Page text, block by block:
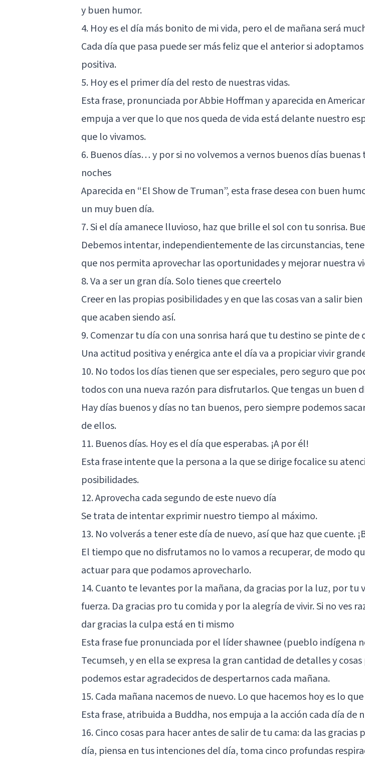
y buen humor.
4. Hoy es el día más bonito de mi vida, pero el de mañana será
Cada día que pasa puede ser más feliz que el anterior si
positiva.
5. Hoy es el primer día del resto de nuestras vidas.
Esta frase, pronunciada por Abbie Hoffman y aparecida en
empuja a ver que lo que nos queda de vida está delante nuestro
que lo vivamos.
6. Buenos días… y por si no volvemos a vernos buenos días buenas
noches
Aparecida en “El Show de Truman”, esta frase desea con buen
un muy buen día.
7. Si el día amanece lluvioso, haz que brille el sol con tu sonrisa.
Debemos intentar, independientemente de las circunstancias,
que nos permita aprovechar las oportunidades y mejorar nuestra
8. Va a ser un gran día. Solo tienes que creertelo
Creer en las propias posibilidades y en que las cosas van a salir
que acaben siendo así.
9. Comenzar tu día con una sonrisa hará que tu destino se pinte de
Una actitud positiva y enérgica ante el día va a propiciar vivir
10. No todos los días tienen que ser especiales, pero seguro que
todos con una nueva razón para disfrutarlos. Que tengas un buen
Hay días buenos y días no tan buenos, pero siempre podemos
de ellos.
11. Buenos días. Hoy es el día que esperabas. ¡A por él!
Esta frase intente que la persona a la que se dirige focalice su
posibilidades.
12. Aprovecha cada segundo de este nuevo día
Se trata de intentar exprimir nuestro tiempo al máximo.
13. No volverás a tener este día de nuevo, así que haz que cuente.
El tiempo que no disfrutamos no lo vamos a recuperar, de modo
actuar para que podamos aprovecharlo.
14. Cuanto te levantes por la mañana, da gracias por la luz, por tu
fuerza. Da gracias pro tu comida y por la alegría de vivir. Si no ves
dar gracias la culpa está en ti mismo
Esta frase fue pronunciada por el líder shawnee (pueblo indígena
Tecumseh, y en ella se expresa la gran cantidad de detalles y
podemos estar agradecidos de despertarnos cada mañana.
15. Cada mañana nacemos de nuevo. Lo que hacemos hoy es lo
Esta frase, atribuida a Buddha, nos empuja a la acción cada día de
16. Cinco cosas para hacer antes de salir de tu cama: da las gracias
día, piensa en tus intenciones del día, toma cinco profundas